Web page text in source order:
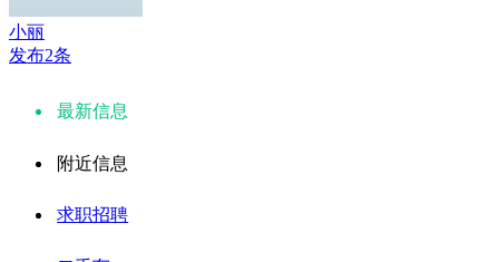
小丽
发布2条
最新信息
附近信息
求职招聘